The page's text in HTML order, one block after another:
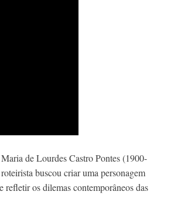
de Lourdes Castro Pontes (1900-
buscou criar uma personagem
os dilemas contemporâneos das